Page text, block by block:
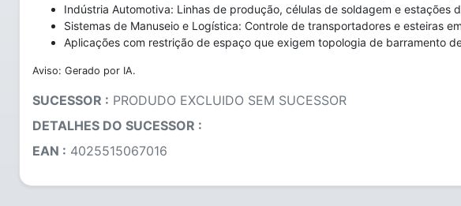
Indústria Automotiva: Linhas de produção, células de soldagem e estações
Sistemas de Manuseio e Logística: Controle de transportadores e esteiras
Aplicações com restrição de espaço que exigem topologia de barramento
Aviso: Gerado por IA.
SUCESSOR : PRODUDO EXCLUIDO SEM SUCESSOR
DETALHES DO SUCESSOR :
EAN : 4025515067016